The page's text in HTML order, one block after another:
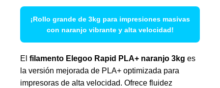
¡Rollo grande de 3kg para impresiones masivas
con naranjo vibrante y alta velocidad!
El filamento Elegoo Rapid PLA+ naranjo 3kg es
la versión mejorada de PLA+ optimizada para
impresoras de alta velocidad. Ofrece fluidez